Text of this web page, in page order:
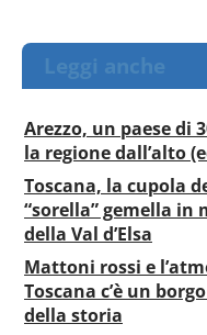
Leggi anche
Arezzo, un paese di
la regione dall’alto
Toscana, la cupola
“sorella” gemella
della Val d’Elsa
Mattoni rossi e
Toscana c’è un
della storia